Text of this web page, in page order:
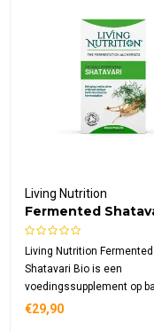
Living Nutrition
Fermented
Living Nutrition Fermented
Shatavari Bio is een
voedingssupplement op
gefermenteerde shatavari,
€29,90